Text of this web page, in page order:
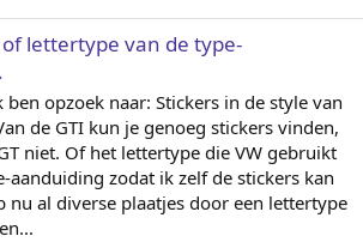
of lettertype van de type-
ben opzoek naar: Stickers in de style van
de GTI kun je genoeg stickers vinden,
niet. Of het lettertype die VW gebruikt
aanduiding zodat ik zelf de stickers kan
nu al diverse plaatjes door een lettertype